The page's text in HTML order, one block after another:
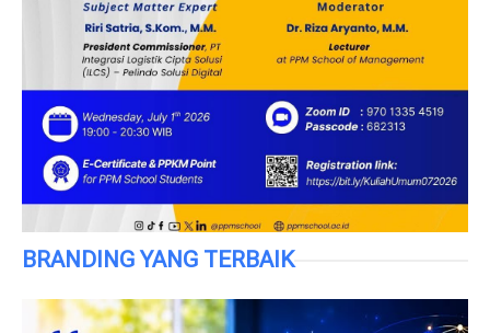
BRANDING YANG TERBAIK